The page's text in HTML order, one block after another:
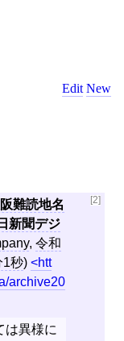
Edit New
[2]
難読地名
新聞デジ
, 令和
1秒)
htt
archive20
は異様に